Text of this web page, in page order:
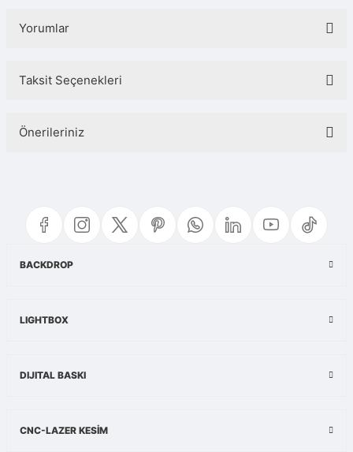
Yorumlar
Taksit Seçenekleri
Önerileriniz
Görüş ve önerileriniz için teşekkür ederiz.
Ürün resmi kalitesiz, bozuk veya görüntülenemiyor.
BACKDROP
LIGHTBOX
DIJITAL BASKI
CNC-LAZER KESİM